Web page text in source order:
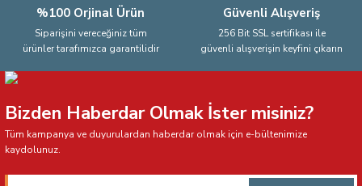
%100 Orjinal Ürün
Siparişini vereceğiniz tüm
ürünler tarafımızca garantilidir
Güvenli Alışveriş
256 Bit SSL sertifikası ile
güvenli alışverişin keyfini çıkarın
Bizden Haberdar Olmak İster misiniz?
Tüm kampanya ve duyurulardan haberdar olmak için e-bültenimize
kaydolunuz.